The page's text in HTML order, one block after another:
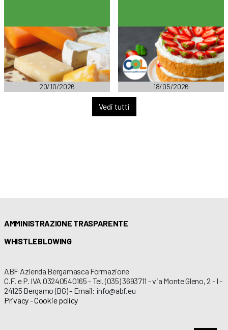
20/10/2026 18/05/2026
Vedi tutti
AMMINISTRAZIONE TRASPARENTE
WHISTLEBLOWING
ABF Azienda Bergamasca Formazione
C.F. e P. IVA 03240540165 - Tel. (035) 3693711 - via Monte Gleno, 2 - I -
24125 Bergamo (BG) - Email: info@abf.eu
Privacy-Cookie policy